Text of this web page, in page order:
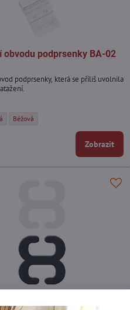
obvodu podprsenky BA-02
podprsenky, která se příliš uvolnila
podprsenky BA-02 Julimex - Velikost:
podprsenky BA-02 Julimex - Barva:
obvodu podprsenky BA-02 Julimex -
Zmenšení obvodu podprsenky BA-02
Béžová
Zobrazit